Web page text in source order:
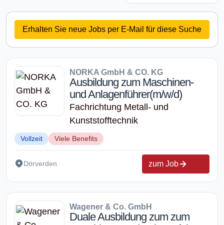
Erhalten Sie neue Jobs per E-Mail für diese Suche
NORKA GmbH & CO. KG
Ausbildung zum Maschinen-
und Anlagenführer(m/w/d)
Fachrichtung Metall- und
Kunststofftechnik
Vollzeit Viele Benefits
Dörverden zum Job
Wagener & Co. GmbH
Duale Ausbildung zum zum